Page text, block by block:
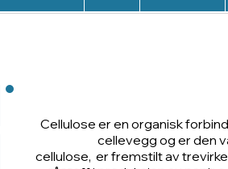
Cellulose er en organisk
cellevegg og er den
cellulose, er fremstilt av